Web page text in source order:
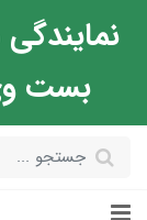
بست